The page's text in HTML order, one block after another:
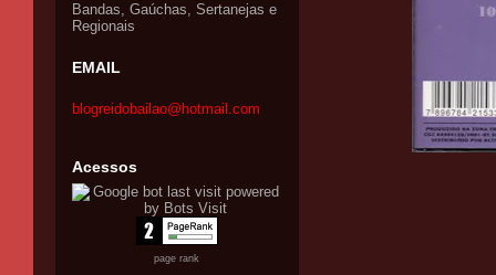
Bandas, Gaúchas, Sertanejas e
Regionais
EMAIL
blogreidobailao@hotmail.com
Acessos
page rank